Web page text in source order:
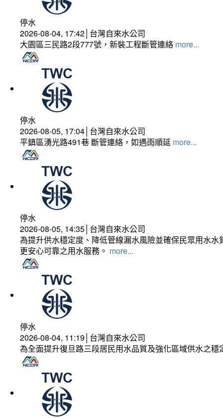
停水
2026-08-04, 17:42│台灣自來水公司
大園區三民路2段777號，新裝工程斷管連絡 more...
停水
2026-08-05, 17:04│台灣自來水公司
平鎮區湧光路491巷 斷管連絡，如遇雨順延 more...
停水
2026-08-05, 14:35│台灣自來水公司
為提升供水穩定度、降低管線漏水風險並確保民眾用水
更安心可靠之用水服務。 more...
停水
2026-08-04, 11:19│台灣自來水公司
為全面提升復旦路三段居民用水品質及強化區域供水之